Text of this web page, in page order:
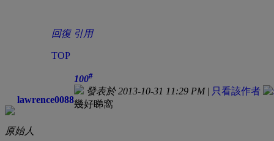
回復 引用
TOP
lawrence0088
原始人
100#
發表於 2013-10-31 11:29 PM| 只看該作者
幾好睇窩